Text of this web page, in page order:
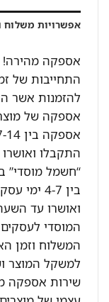
אפשרויות משלוח
אספקה מהירה!
אספקה של
“חשמל מוסדי”
בין 4-7
ואושרו עד השעה 13:00 שימו
המוסדי לעסקים
המשלוח וזמן
למשקל המוצר
שירות אספקה